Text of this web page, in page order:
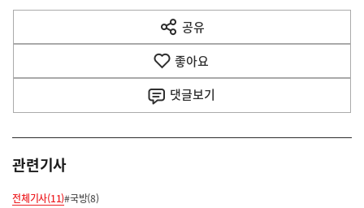
다
음
공유
열
기
좋아요
댓글보기
관련기사
전체기사(11)#국방(8)